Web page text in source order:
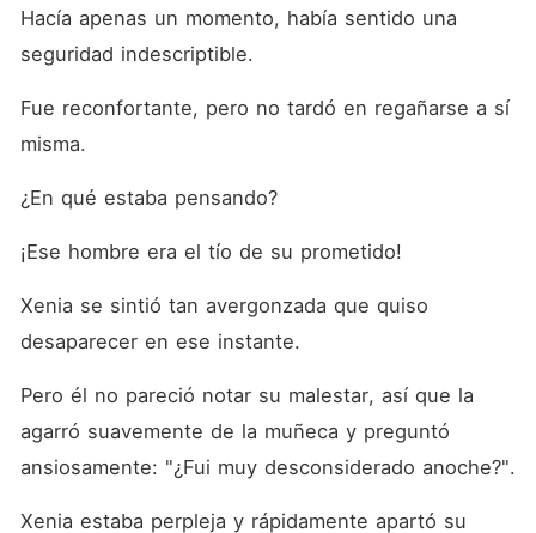
Hacía apenas un momento, había sentido una
seguridad indescriptible.
Fue reconfortante, pero no tardó en regañarse a sí
misma.
¿En qué estaba pensando?
¡Ese hombre era el tío de su prometido!
Xenia se sintió tan avergonzada que quiso
desaparecer en ese instante.
Pero él no pareció notar su malestar, así que la
agarró suavemente de la muñeca y preguntó
Xenia estaba perpleja y rápidamente apartó su